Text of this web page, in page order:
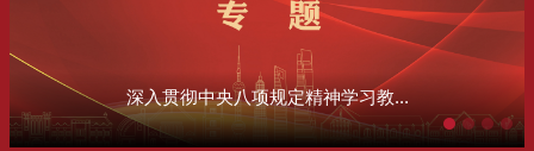
深入贯彻中央八项规定精神学习教...